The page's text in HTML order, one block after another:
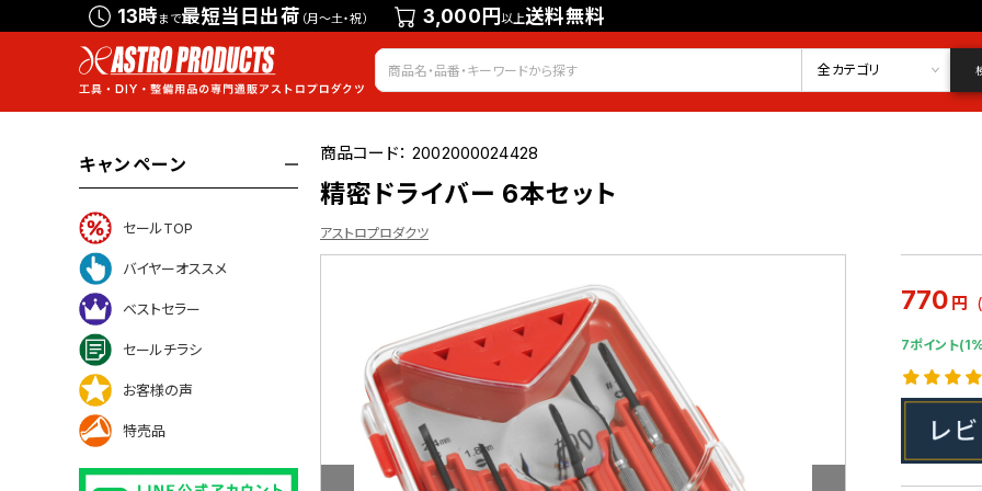
13時まで最短当日出荷 （月～土・祝） 3,000円以上送料無料
会員登録 ログイン
お気に入り
全カテゴリ
キャンペーン
セールTOP
バイヤーオススメ
ベストセラー
セールチラシ
お客様の声
特売品
商品コード：2002000024428
精密ドライバー 6本セット
アストロプロダクツ
770 円
7ポイント